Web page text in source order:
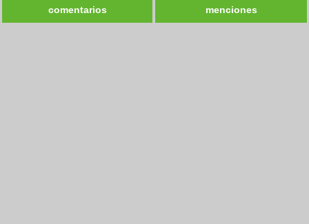
comentarios menciones